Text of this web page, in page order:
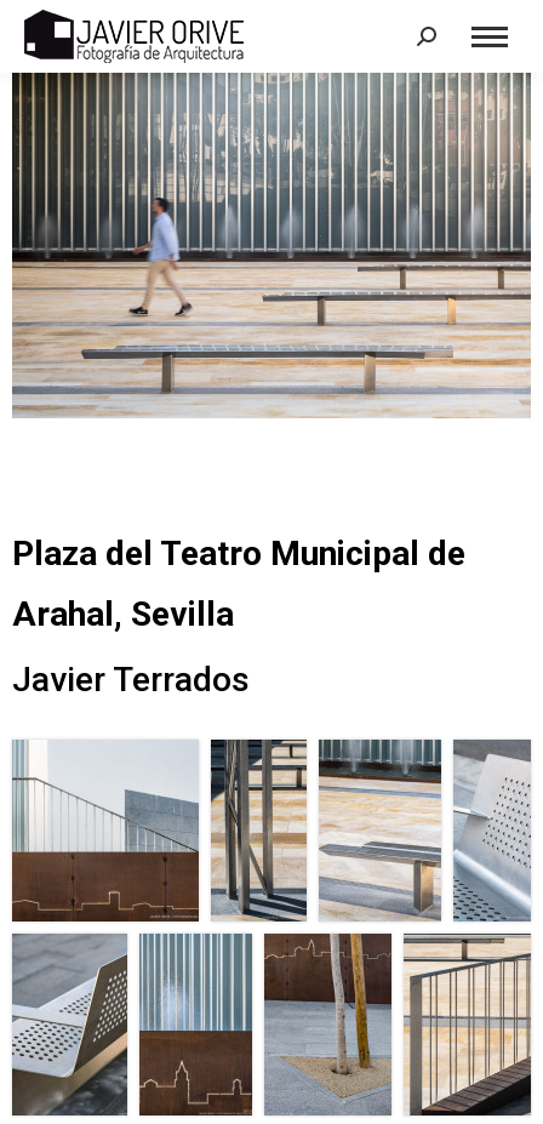
Search:
Plaza del Teatro Municipal de
Arahal, Sevilla
Javier Terrados